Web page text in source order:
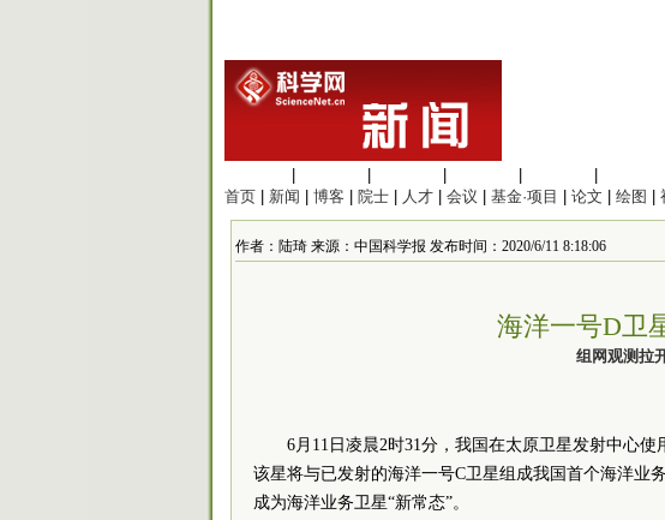
首页
新闻 博客 院士 人才 会议 基金·项目 论文 绘图
作者：陆琦 来源：中国科学报 发布时间：2020/6/11 8:18:06
海洋一号D卫
组网观测拉
6月11日凌晨2时31分，我国在太原卫星发射中心
该星将与已发射的海洋一号C卫星组成我国首个海洋业
成为海洋业务卫星“新常态”。